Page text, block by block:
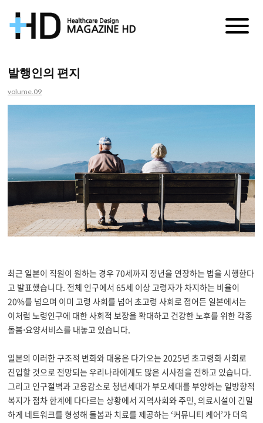
거
HD
발행인의 편지
volume.09
최근 일본이 직원이 원하는 경우70세까지 정년을 연장하는 법을 시행한다
고 발표했습니다. 전체 인구에서65세 이상 고령자가 차지하는 비율이
20%를 넘으며 이미 고령 사회를 넘어 초고령 사회로 접어든 일본에서는
이처럼 노령인구에 대한 사회적 보장을 확대하고 건강한 노후를 위한 각종
돌봄⋅요양서비스를 내놓고 있습니다.
일본의 이러한 구조적 변화와 대응은 다가오는2025년 초고령화 사회로
진입할 것으로 전망되는 우리나라에게도 많은 시사점을 전하고 있습니다.
그리고 인구절벽과 고용감소로 청년세대가 부모세대를 부양하는 일방향적
복지가 점차 한계에 다다르는 상황에서 지역사회와 주민, 의료시설이 긴밀
하게 네트워크를 형성해 돌봄과 치료를 제공하는 ‘커뮤니티 케어’가 더욱